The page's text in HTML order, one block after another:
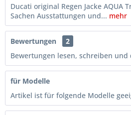
Ducati original Regen Jacke AQUA
Sachen Ausstattungen und... mehr
Bewertungen
2
Bewertungen lesen, schreiben und
für Modelle
Artikel ist für folgende Modelle